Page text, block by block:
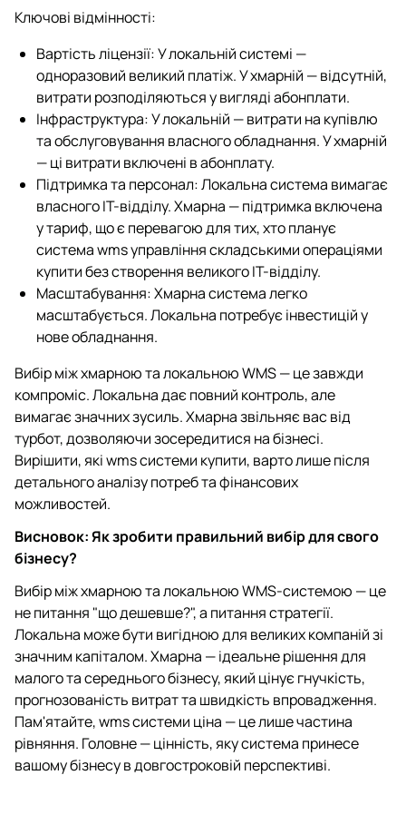
Ключові відмінності:
Вартість ліцензії: У локальній системі —
одноразовий великий платіж. У хмарній — відсутній,
витрати розподіляються у вигляді абонплати.
Інфраструктура: У локальній — витрати на купівлю
та обслуговування власного обладнання. У хмарній
— ці витрати включені в абонплату.
Підтримка та персонал: Локальна система вимагає
власного IT-відділу. Хмарна — підтримка включена
у тариф, що є перевагою для тих, хто планує
система wms управління складськими операціями
купити без створення великого ІТ-відділу.
Масштабування: Хмарна система легко
масштабується. Локальна потребує інвестицій у
нове обладнання.
Вибір між хмарною та локальною WMS — це завжди
компроміс. Локальна дає повний контроль, але
вимагає значних зусиль. Хмарна звільняє вас від
турбот, дозволяючи зосередитися на бізнесі.
Вирішити, які wms системи купити, варто лише після
детального аналізу потреб та фінансових
можливостей.
Висновок: Як зробити правильний вибір для свого
бізнесу?
Вибір між хмарною та локальною WMS-системою — це
не питання "що дешевше?", а питання стратегії.
Локальна може бути вигідною для великих компаній зі
значним капіталом. Хмарна — ідеальне рішення для
малого та середнього бізнесу, який цінує гнучкість,
прогнозованість витрат та швидкість впровадження.
Пам'ятайте, wms системи ціна — це лише частина
рівняння. Головне — цінність, яку система принесе
вашому бізнесу в довгостроковій перспективі.